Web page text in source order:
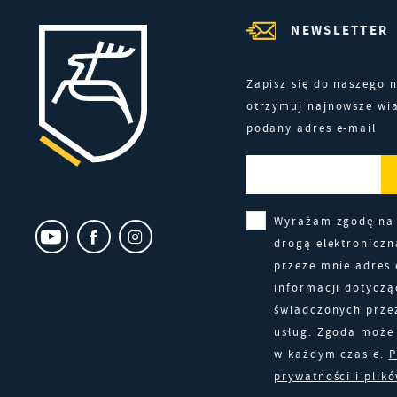
NEWSLETTER
Zapisz się do naszego
otrzymuj najnowsze
podany adres e-mail
Wyrażam zgodę
drogą
przeze mnie adres
informacji
świadczonych
usług. Zgoda
w każdym czasie.
prywatności i